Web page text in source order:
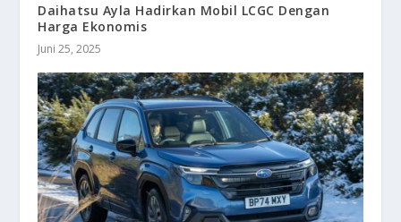
Daihatsu Ayla Hadirkan Mobil LCGC Dengan
Harga Ekonomis
Juni 25, 2025